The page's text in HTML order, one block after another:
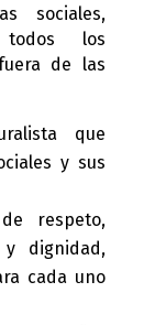
sociales,
todos los
de las
que
y sus
respeto,
dignidad,
cada uno